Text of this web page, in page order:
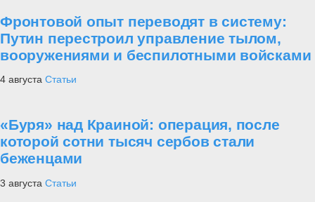
Фронтовой опыт переводят в систему:
Путин перестроил управление тылом,
вооружениями и беспилотными войсками
4 августа Статьи
«Буря» над Краиной: операция, после
которой сотни тысяч сербов стали
беженцами
3 августа Статьи